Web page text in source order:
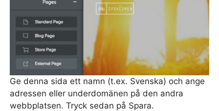
Ge denna sida ett namn (t.ex. Svenska) och ange
adressen eller underdomänen på den andra
webbplatsen. Tryck sedan på Spara.